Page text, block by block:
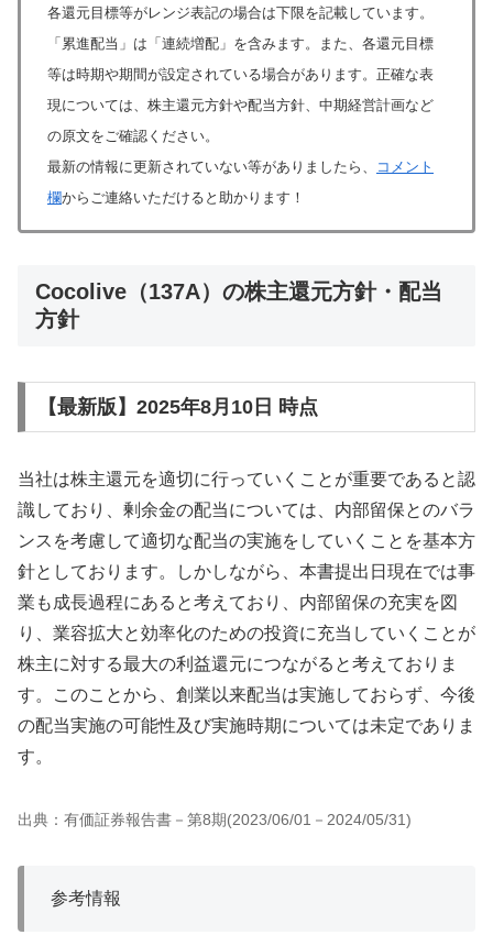
各還元目標等がレンジ表記の場合は下限を記載しています。
「累進配当」は「連続増配」を含みます。また、各還元目標
等は時期や期間が設定されている場合があります。正確な表
現については、株主還元方針や配当方針、中期経営計画など
の原文をご確認ください。
最新の情報に更新されていない等がありましたら、
コメント
欄からご連絡いただけると助かります！
Cocolive（137A）の株主還元方針・配当
方針
【最新版】2025年8月10日 時点
当社は株主還元を適切に行っていくことが重要であると認
識しており、剰余金の配当については、内部留保とのバラ
ンスを考慮して適切な配当の実施をしていくことを基本方
針としております。しかしながら、本書提出日現在では事
業も成長過程にあると考えており、内部留保の充実を図
り、業容拡大と効率化のための投資に充当していくことが
株主に対する最大の利益還元につながると考えておりま
す。このことから、創業以来配当は実施しておらず、今後
の配当実施の可能性及び実施時期については未定でありま
す。
出典：有価証券報告書－第8期(2023/06/01－2024/05/31)
参考情報